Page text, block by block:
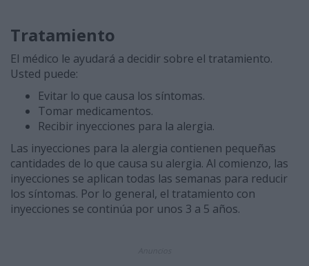
Tratamiento
El médico le ayudará a decidir sobre el tratamiento.
Usted puede:
Evitar lo que causa los síntomas.
Tomar medicamentos.
Recibir inyecciones para la alergia.
Las inyecciones para la alergia contienen pequeñas
cantidades de lo que causa su alergia. Al comienzo, las
inyecciones se aplican todas las semanas para reducir
los síntomas. Por lo general, el tratamiento con
inyecciones se continúa por unos 3 a 5 años.